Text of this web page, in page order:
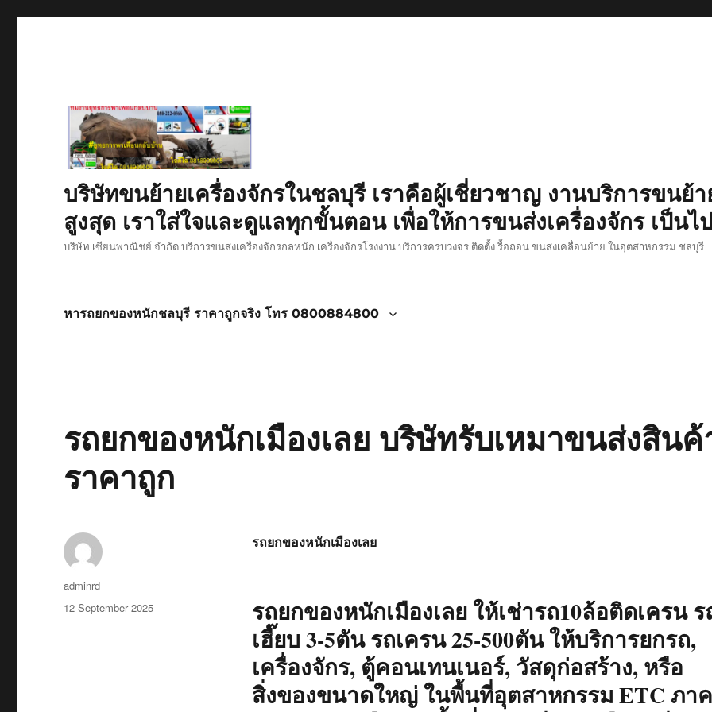
บริษัทขนย้ายเครื่องจักรในชลบุรี เราคือผู้เชี่ยวชาญ งานบริการขนย้
สูงสุด เราใส่ใจและดูแลทุกขั้นตอน เพื่อให้การขนส่งเครื่องจักร เป็นไ
บริษัท เซียนพาณิชย์ จำกัด บริการขนส่งเครื่องจักรกลหนัก เครื่องจักรโรงงาน บริการครบวงจร ติดตั้ง รื้อถอน ขนส่งเคลื่อนย้าย ในอุตสาหกรรม ชลบุรี
หารถยกของหนักชลบุรี ราคาถูกจริง โทร 0800884800
รถยกของหนักเมืองเลย บริษัทรับเหมาขนส่งสินค้
ราคาถูก
รถยกของหนักเมืองเลย
รถยกของหนักเมืองเลย ให้เช่ารถ10ล้อติดเครน ร
เฮี๊ยบ 3-5ตัน รถเครน 25-500ตัน ให้บริการยกรถ,
เครื่องจักร, ตู้คอนเทนเนอร์, วัสดุก่อสร้าง, หรือ
สิ่งของขนาดใหญ่ ในพื้นที่อุตสาหกรรม ETC ภาค
Author
adminrd
Posted
12 September 2025